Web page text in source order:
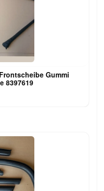
Gummi
8397619